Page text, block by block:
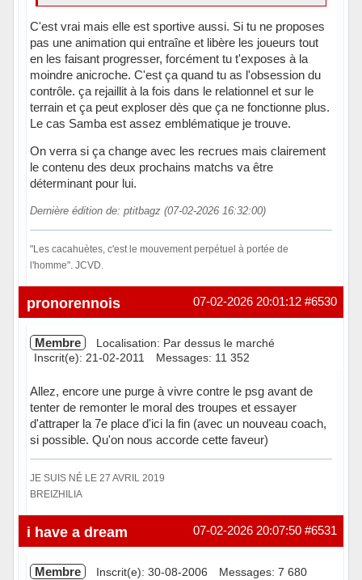
C'est vrai mais elle est sportive aussi. Si tu ne proposes
pas une animation qui entraîne et libère les joueurs tout
en les faisant progresser, forcément tu t'exposes à la
moindre anicroche. C'est ça quand tu as l'obsession du
contrôle. ça rejaillit à la fois dans le relationnel et sur le
terrain et ça peut exploser dès que ça ne fonctionne plus.
Le cas Samba est assez emblématique je trouve.
On verra si ça change avec les recrues mais clairement
le contenu des deux prochains matchs va être
déterminant pour lui.
Dernière édition de: ptitbagz (07-02-2026 16:32:00)
"Les cacahuètes, c'est le mouvement perpétuel à portée de
l'homme". JCVD.
Hors ligne #6530
07-02-2026 20:01:12
pronorennois
Membre
Localisation: Par dessus le marché
Inscrit(e): 21-02-2011
Messages: 11 352
Allez, encore une purge à vivre contre le psg avant de
tenter de remonter le moral des troupes et essayer
d'attraper la 7e place d'ici la fin (avec un nouveau coach,
si possible. Qu'on nous accorde cette faveur)
JE SUIS NÉ LE 27 AVRIL 2019
BREIZHILIA
Hors ligne #6531
07-02-2026 20:07:50
i have a dream
Membre Inscrit(e): 30-08-2006 Messages: 7 680